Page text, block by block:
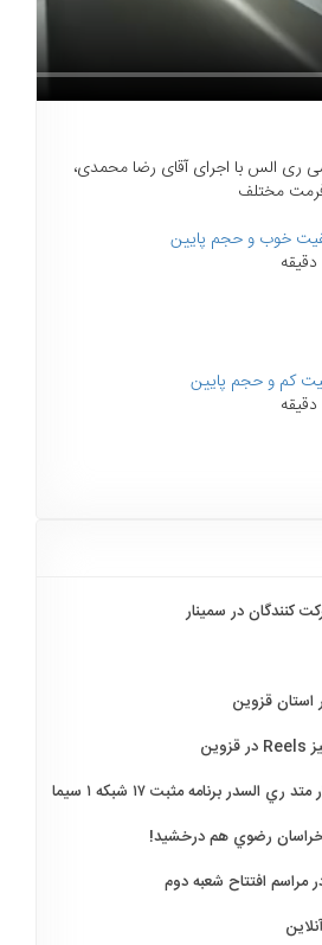
ری الس با اجرای آقای رضا محمدی،
فرمت مختلف
خوب و حجم پایین
کم و حجم پایین
استان قزوین
السدر برنامه مثبت ۱۷ شبكه ۱ سيما
رضوي هم درخشيد!
مراسم افتتاح شعبه دوم